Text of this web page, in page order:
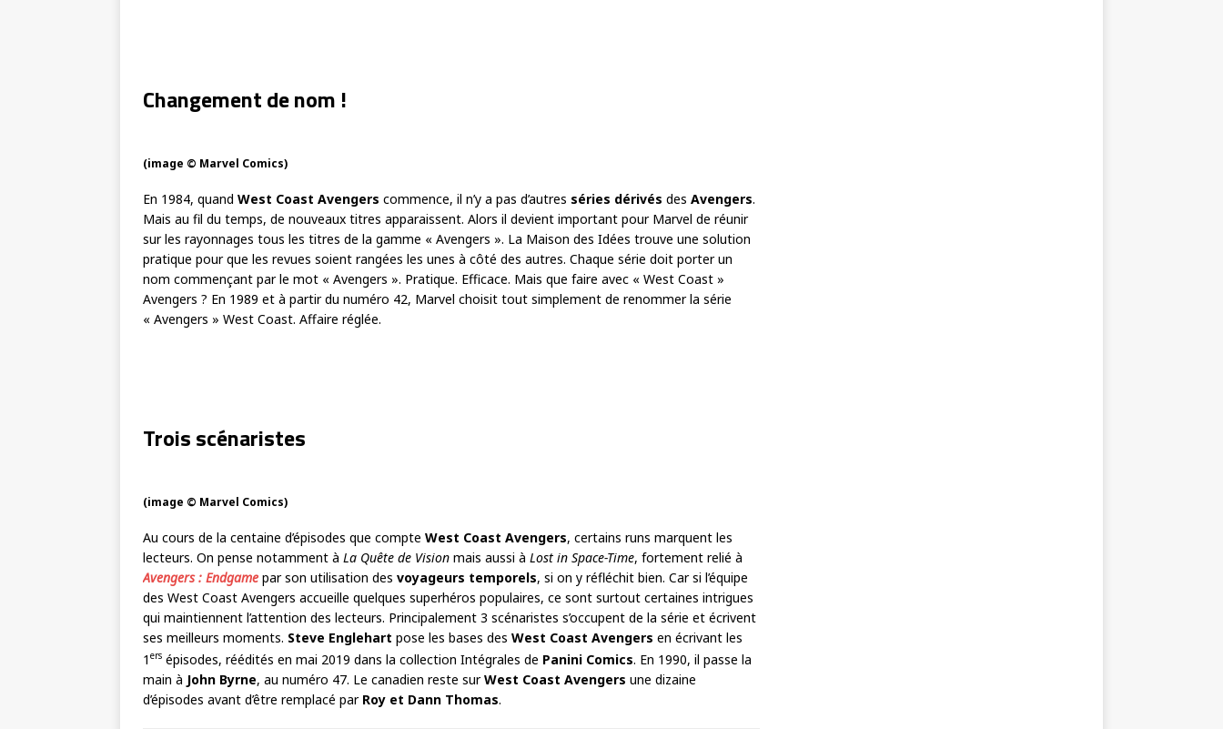
Changement de nom !
(image © Marvel Comics)
En 1984, quand West Coast Avengers commence, il n’y a pas d’autres séries dérivés des Avengers.
Mais au fil du temps, de nouveaux titres apparaissent. Alors il devient important pour Marvel de réunir
sur les rayonnages tous les titres de la gamme « Avengers ». La Maison des Idées trouve une solution
pratique pour que les revues soient rangées les unes à côté des autres. Chaque série doit porter un
nom commençant par le mot « Avengers ». Pratique. Efficace. Mais que faire avec « West Coast »
Avengers ? En 1989 et à partir du numéro 42, Marvel choisit tout simplement de renommer la série
« Avengers » West Coast. Affaire réglée.
Trois scénaristes
(image © Marvel Comics)
Au cours de la centaine d’épisodes que compte West Coast Avengers, certains runs marquent les
lecteurs. On pense notamment à La Quête de Vision mais aussi à Lost in Space-Time, fortement relié à
Avengers : Endgame par son utilisation des voyageurs temporels, si on y réfléchit bien. Car si l’équipe
des West Coast Avengers accueille quelques superhéros populaires, ce sont surtout certaines intrigues
qui maintiennent l’attention des lecteurs. Principalement 3 scénaristes s’occupent de la série et écrivent
ses meilleurs moments. Steve Englehart pose les bases des West Coast Avengers en écrivant les
1 ers épisodes, réédités en mai 2019 dans la collection Intégrales de Panini Comics. En 1990, il passe la
main à John Byrne, au numéro 47. Le canadien reste surWest Coast Avengers une dizaine
d’épisodes avant d’être remplacé par Roy et Dann Thomas.